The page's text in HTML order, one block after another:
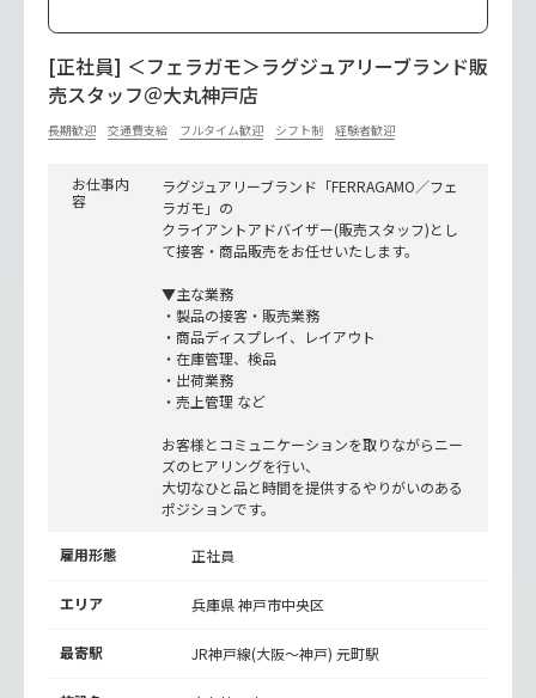
[正社員] ＜フェラガモ＞ラグジュアリーブランド販
売スタッフ＠大丸神戸店
長期歓迎 交通費支給 フルタイム歓迎 シフト制 経験者歓迎
お仕事内
容
ラグジュアリーブランド「FERRAGAMO／フェ
ラガモ」の
クライアントアドバイザー(販売スタッフ)とし
て接客・商品販売をお任せいたします。
▼主な業務
・製品の接客・販売業務
・商品ディスプレイ、レイアウト
・在庫管理、検品
・出荷業務
・売上管理 など
お客様とコミュニケーションを取りながらニー
ズのヒアリングを行い、
大切なひと品と時間を提供するやりがいのある
ポジションです。
雇用形態 正社員
エリア 兵庫県 神戸市中央区
最寄駅 JR神戸線(大阪～神戸)元町駅